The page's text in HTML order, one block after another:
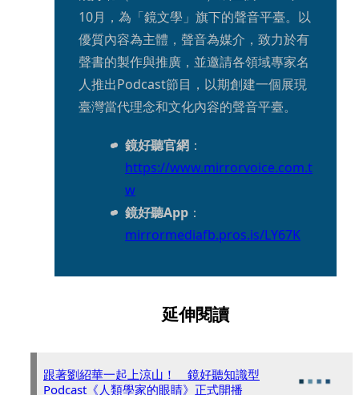
10月，為「鏡文學」旗下的聲音平臺。以
優質內容為主體，聲音為媒介，致力於有
聲書的製作與推廣，並邀請各領域專家名
人推出Podcast節目，以期創建一個展現
臺灣當代理念和文化內容的聲音平臺。
鏡好聽官網 ：
https://www.mirrorvoice.com.t
w
鏡好聽App ：
mirrormediafb.pros.is/LY67K
延伸閱讀
跟著劉紹華一起上涼山！ 鏡好聽知識型
Podcast《人類學家的眼睛》正式開播